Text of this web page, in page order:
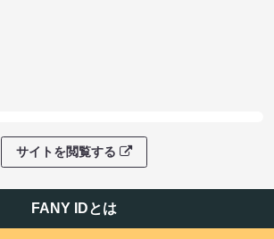
サイトを閲覧する
FANY IDとは